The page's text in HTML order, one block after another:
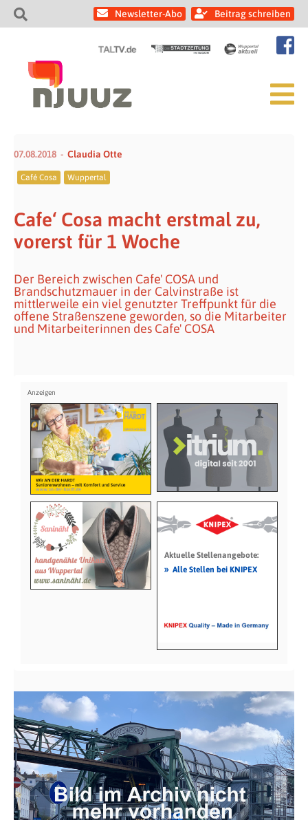
Newsletter-Abo Beitrag schreiben
07.08.2018 Claudia Otte
Café Cosa Wuppertal
Cafe‘ Cosa macht erstmal zu,
vorerst für 1 Woche
Der Bereich zwischen Cafe' COSA und
Brandschutzmauer in der Calvinstraße ist
mittlerweile ein viel genutzter Treffpunkt für die
offene Straßenszene geworden, so die Mitarbeiter
und Mitarbeiterinnen des Cafe' COSA
Aktuelle Stellenangebote:
» Alle Stellen bei KNIPEX